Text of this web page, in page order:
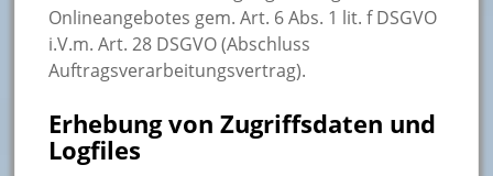
Onlineangebotes gem. Art. 6 Abs. 1 lit. f DSGVO
i.V.m. Art. 28 DSGVO (Abschluss
Auftragsverarbeitungsvertrag).
Erhebung von Zugriffsdaten und
Logfiles